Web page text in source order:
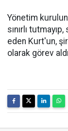
Yönetim
sınırlı
eden Kurt'un,
olarak görev